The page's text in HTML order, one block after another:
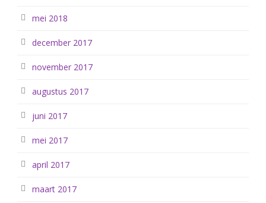
mei 2018
december 2017
november 2017
augustus 2017
juni 2017
mei 2017
april 2017
maart 2017